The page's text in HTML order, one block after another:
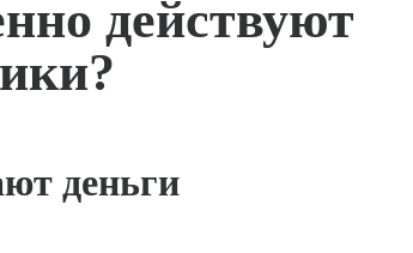
действуют
деньги